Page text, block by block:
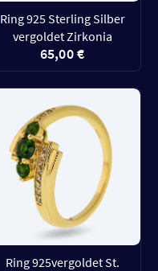
Ring 925 Sterling Silber
vergoldet Zirkonia
65,00 €
Ring 925vergoldet St.